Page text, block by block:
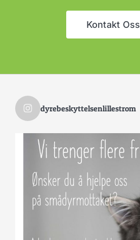
Kontakt Oss
dyrebeskyttelsenlillestrom